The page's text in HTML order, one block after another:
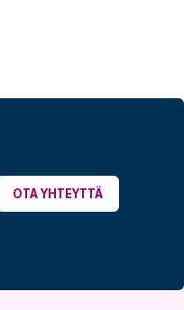
OTA YHTEYTTÄ